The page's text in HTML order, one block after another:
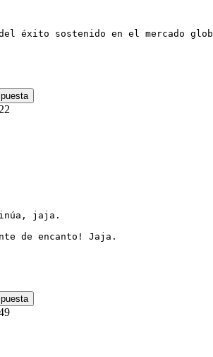
del éxito sostenido en el mercado
jaja.
de encanto! Jaja.